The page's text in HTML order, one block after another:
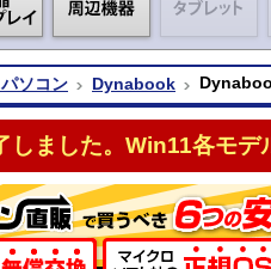
ソコン Dynabook
ました。Win11各モデ